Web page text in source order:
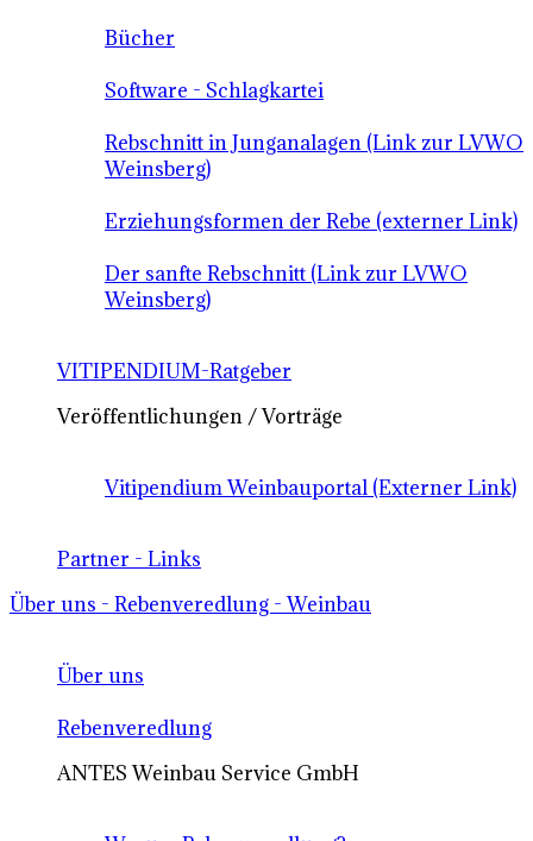
Bücher
Software - Schlagkartei
Rebschnitt in Junganalagen (Link zur LVWO
Weinsberg)
Erziehungsformen der Rebe (externer Link)
Der sanfte Rebschnitt (Link zur LVWO
Weinsberg)
VITIPENDIUM-Ratgeber
Veröffentlichungen / Vorträge
Vitipendium Weinbauportal (Externer Link)
Partner - Links
Über uns - Rebenveredlung - Weinbau
Über uns
Rebenveredlung
ANTES Weinbau Service GmbH